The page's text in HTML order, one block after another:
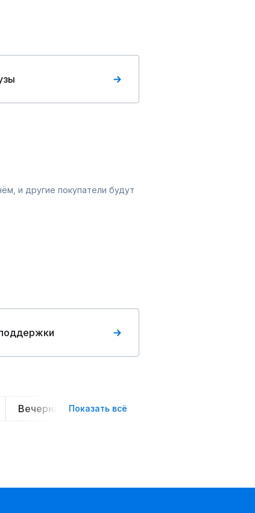
и другие покупатели будут
Вечерние Классические
Показать всё